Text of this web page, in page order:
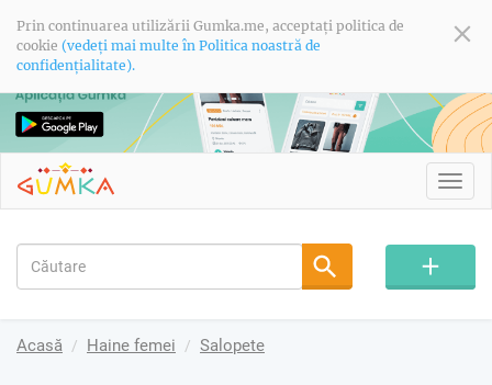
Prin continuarea utilizării Gumka.me, acceptați politica de
cookie (vedeți mai multe în Politica noastră de
confidențialitate).
Acasă Haine femei Salopete